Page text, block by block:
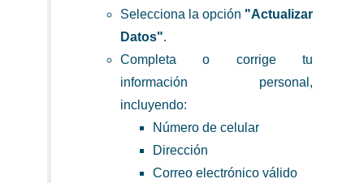
Selecciona la opción "Actualizar
Datos".
Completa o corrige tu
información personal,
incluyendo:
Número de celular
Dirección
Correo electrónico válido